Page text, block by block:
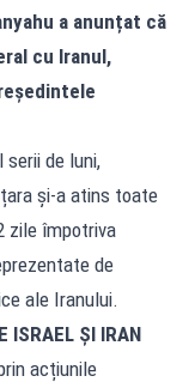
a anunțat că
cu Iranul,
serii de luni,
și-a atins toate
zile împotriva
de
ale Iranului.
ISRAEL ȘI IRAN
acțiunile